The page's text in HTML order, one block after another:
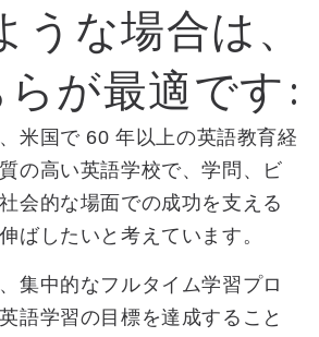
うな場合は、
らが最適です:
米国で 60 年以上の英語教育経
の高い英語学校で、学問、ビ
会的な場面での成功を支える
ばしたいと考えています。
集中的なフルタイム学習プロ
語学習の目標を達成すること